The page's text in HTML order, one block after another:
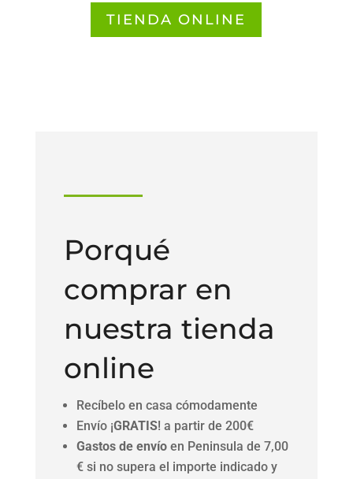
TIENDA ONLINE
Porqué
comprar en
nuestra tienda
online
Recíbelo en casa cómodamente
Envío ¡GRATIS! a partir de 200€
Gastos de envíoen Peninsula de 7,00
€ si no supera el importe indicado y